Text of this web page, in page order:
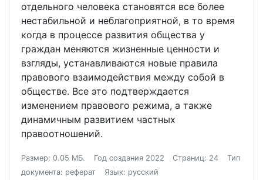
отдельного человека становятся все более
нестабильной и неблагоприятной, в то время
когда в процессе развития общества у
граждан меняются жизненные ценности и
взгляды, устанавливаются новые правила
правового взаимодействия между собой в
обществе. Все это подтверждается
изменением правового режима, а также
динамичным развитием частных
правоотношений.
Размер: 0.05 МБ. Год создания 2022 Страниц: 24
Тип
документа: реферат
Язык: русский